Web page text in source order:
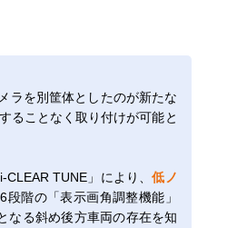
ラを別筐体としたのが新たな
ることなく取り付けが可能と
CLEAR TUNE」により、低ノ
階の「表示画角調整機能」
なる斜め後方車両の存在を知